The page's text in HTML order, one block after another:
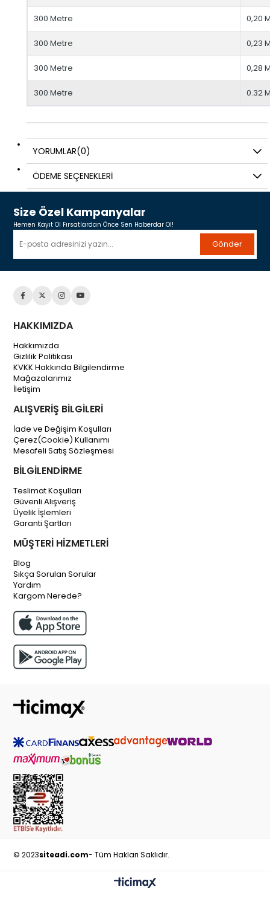
300 Metre 0,20
300 Metre 0,23
300 Metre 0,28
300 Metre 0.32
YORUMLAR(0)
ÖDEME SEÇENEKLERI
Size Özel Kampanyalar
Hemen Kayıt Ol Fırsatlardan Önce Sen Haberdar Ol!
Gönder
HAKKIMIZDA
Hakkımızda
Gizlilik Politikası
KVKK Hakkında Bilgilendirme
Mağazalarımız
İletişim
ALIŞVERİŞ BİLGİLERİ
İade ve Değişim Koşulları
Çerez(Cookie) Kullanımı
Mesafeli Satış Sözleşmesi
BİLGİLENDİRME
Teslimat Koşulları
Güvenli Alışveriş
Üyelik İşlemleri
Garanti Şartları
MÜŞTERİ HİZMETLERİ
Blog
Sıkça Sorulan Sorular
Yardım
Kargom Nerede?
© 2023siteadi.com- Tüm Hakları Saklıdır.